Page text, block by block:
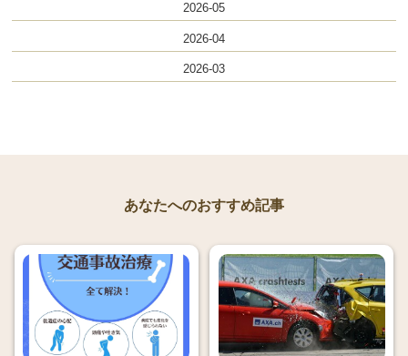
2026-05
2026-04
2026-03
あなたへのおすすめ記事